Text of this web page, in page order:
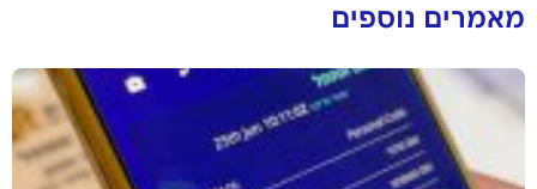
מאמרים נוספים